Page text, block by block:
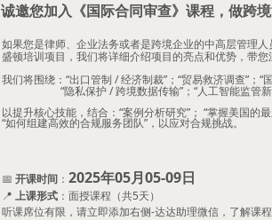
诚邀您加入《国际合同审查》课程，做跨
如果您是律师、企业法务或者是跨境企业的中高层管理
盛顿培训项目，我们将详细介绍项目的亮点和优势，带您
我们将围绕：“出口管制 / 经济制裁”；​“​​​​​​贸易救济调查”；​“​​​​​​
“隐私保护 / 跨境数据传输”；“人工智能监管新进
以提升核心技能，结合：“案例分析研究”； “掌握美国的
“如何组建高效的合规服务团队”，以应对合规挑战。
📅 开课时间 ： 2025年05月05-09日
📍 上课形式 ：面授课程（共5天）
听课席位有限，请立即添加右侧-达达助理微信，了解课程